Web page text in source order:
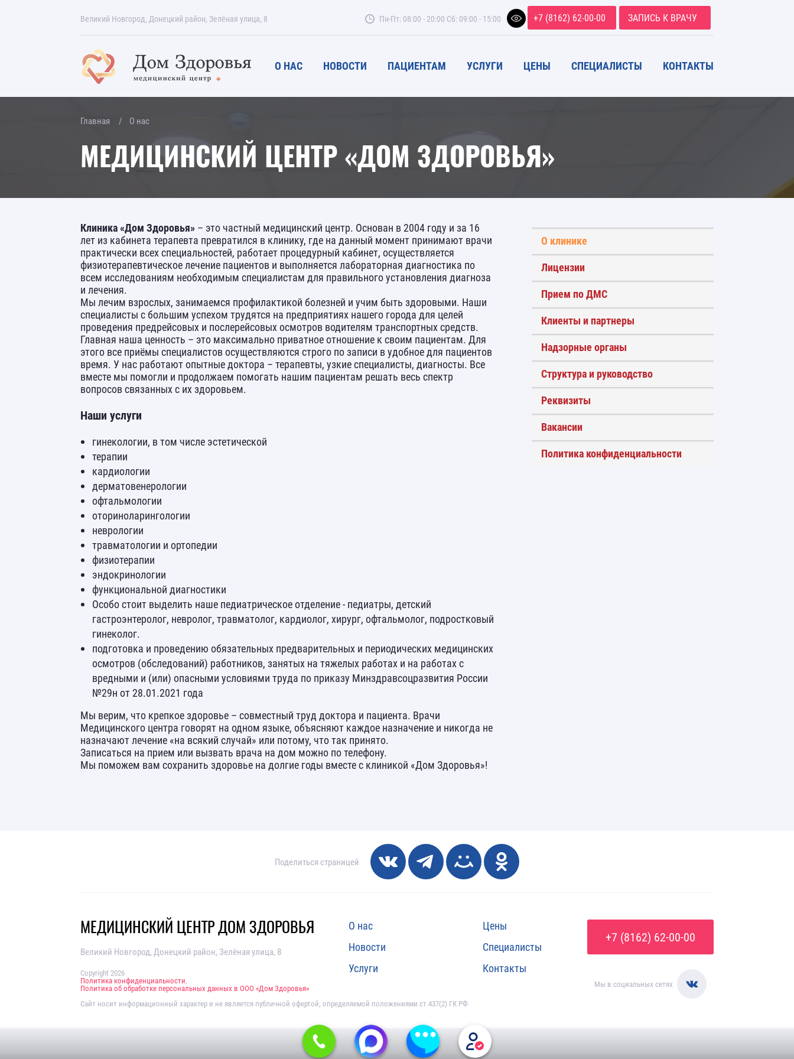
О НАС НОВОСТИ ПАЦИЕНТАМ УСЛУГИ ЦЕНЫ СПЕЦИАЛИСТЫ КОНТАКТЫ
+7 (8162) 62-00-00 ЗАПИСЬ К ВРАЧУ
Великий Новгород, Донецкий район, Зелёная улица, 8 Пн-Пт: 08:00 - 20:00 Сб: 09:00 - 15:00
Главная О нас
МЕДИЦИНСКИЙ ЦЕНТР «ДОМ ЗДОРОВЬЯ»
Клиника «Дом Здоровья» – это частный медицинский центр. Основан в 2004 году и за 16
лет из кабинета терапевта превратился в клинику, где на данный момент принимают врачи
практически всех специальностей, работает процедурный кабинет, осуществляется
физиотерапевтическое лечение пациентов и выполняется лабораторная диагностика по
всем исследованиям необходимым специалистам для правильного установления диагноза
и лечения.
Мы лечим взрослых, занимаемся профилактикой болезней и учим быть здоровыми. Наши
специалисты с большим успехом трудятся на предприятиях нашего города для целей
проведения предрейсовых и послерейсовых осмотров водителям транспортных средств.
Главная наша ценность – это максимально приватное отношение к своим пациентам. Для
этого все приёмы специалистов осуществляются строго по записи в удобное для пациентов
время. У нас работают опытные доктора – терапевты, узкие специалисты, диагносты. Все
вместе мы помогли и продолжаем помогать нашим пациентам решать весь спектр
вопросов связанных с их здоровьем.
Наши услуги
гинекологии, в том числе эстетической
терапии
кардиологии
дерматовенерологии
офтальмологии
оториноларингологии
неврологии
травматологии и ортопедии
физиотерапии
эндокринологии
функциональной диагностики
Особо стоит выделить наше педиатрическое отделение - педиатры, детский
гастроэнтеролог, невролог, травматолог, кардиолог, хирург, офтальмолог, подростковый
гинеколог.
подготовка и проведению обязательных предварительных и периодических медицинских
осмотров (обследований) работников, занятых на тяжелых работах и на работах с
вредными и (или) опасными условиями труда по приказу Минздравсоцразвития России
№29н от 28.01.2021 года
Мы верим, что крепкое здоровье – совместный труд доктора и пациента. Врачи
Медицинского центра говорят на одном языке, объясняют каждое назначение и никогда не
назначают лечение «на всякий случай» или потому, что так принято.
Записаться на прием или вызвать врача на дом можно по телефону.
Мы поможем вам сохранить здоровье на долгие годы вместе с клиникой «Дом Здоровья»!
О клинике
Лицензии
Прием по ДМС
Клиенты и партнеры
Надзорные органы
Структура и руководство
Реквизиты
Вакансии
Политика конфиденциальности
Поделиться страницей
МЕДИЦИНСКИЙ ЦЕНТР ДОМ ЗДОРОВЬЯ
Великий Новгород, Донецкий район, Зелёная улица, 8
О нас
Новости
Услуги
Цены
Специалисты
Контакты
+7 (8162) 62-00-00
Мы в социальных сетях
Copyright 2026
Политика конфиденциальности,
Политика об обработке персональных данных в ООО «Дом Здоровья»
Сайт носит информационный характер и не является публичной офертой, определяемой положениями ст.437(2) ГК РФ